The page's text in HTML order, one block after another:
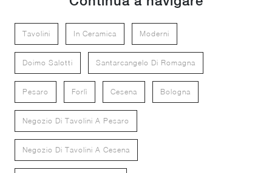
Tavolini In Ceramica Moderni
Doimo Salotti Santarcangelo Di Romagna
Pesaro Forlì Cesena Bologna
Negozio Di Tavolini A Pesaro
Negozio Di Tavolini A Cesena